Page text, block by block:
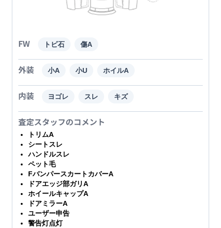
FW トビ石 傷A
外装 小A 小U ホイルA
内装 ヨゴレ スレ キズ
査定スタッフのコメント
トリムA
シートスレ
ハンドルスレ
ペット毛
FバンパースカートカバーA
ドアエッジ部ガリA
ホイールキャップA
ドアミラーA
ユーザー申告
警告灯点灯